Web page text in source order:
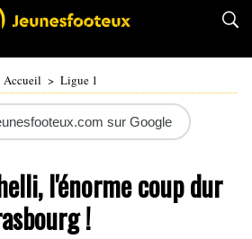
Accueil > Ligue 1
sur Google
l'énorme coup dur
!